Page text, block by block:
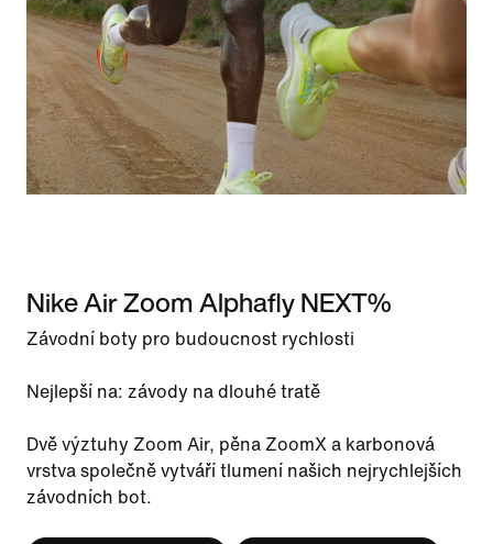
Nike Air Zoom Alphafly NEXT%
Závodní boty pro budoucnost rychlosti
Nejlepší na: závody na dlouhé tratě
Dvě výztuhy Zoom Air, pěna ZoomX a karbonová
vrstva společně vytváří tlumení našich nejrychlejších
závodních bot.